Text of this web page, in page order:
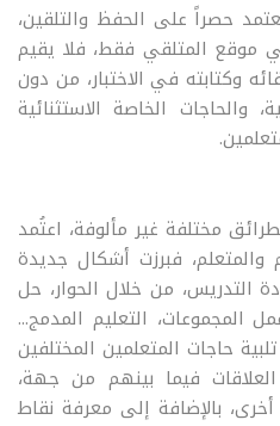
حصراً على الحفظ والتلقين،
موقع المتلقي فقط، فلا يقيم
وكتابته في الاختبار، من دون
والحاجات الخاصة الاستثنائية
مختلفة غير مألوفة، اعتُمد
والمتعلم، فبرزت أشكال جديدة
التدريس، من خلال الحوار، حل
المجموعات، التعليم المدمج...
حاجات المتعلمين المختلفين
فيما بينهم من جهة،
بالإضافة إلى معرفة نقاط